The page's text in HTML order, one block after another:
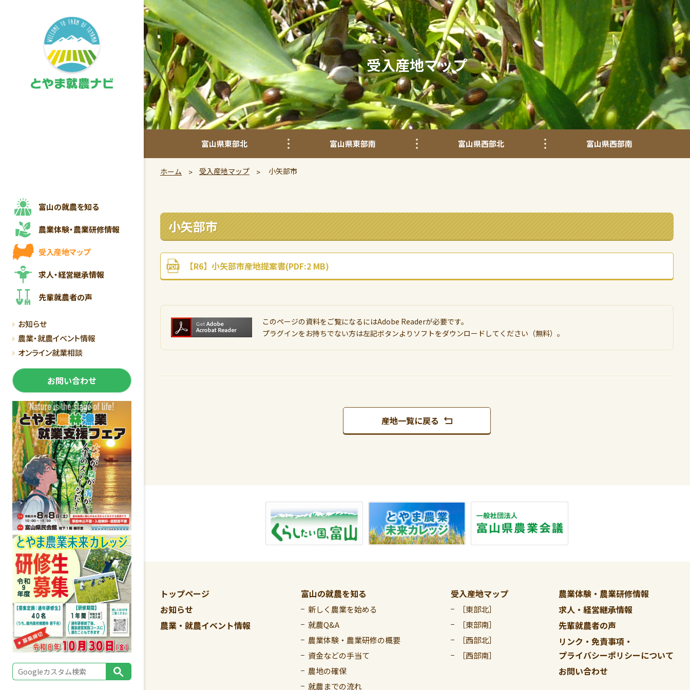
富山の就農を知る
農業体験・農業研修情報
受入産地マップ
求人・経営継承情報
先輩就農者の声
お知らせ
農業・就農イベント情報
オンライン就業相談
お問い合わせ
受入産地マップ
富山県東部北 富山県東部南 富山県西部北 富山県西部南
ホーム 受入産地マップ 小矢部市
小矢部市
【R6】小矢部市産地提案書(PDF:2 MB)
このページの資料をご覧になるにはAdobe Readerが必要です。
プラグインをお持ちでない方は左記ボタンよりソフトをダウンロードしてください（無料）。
産地一覧に戻る
トップページ
お知らせ
農業・就農イベント情報
富山の就農を知る
新しく農業を始める
就農Q&A
農業体験・農業研修の概要
資金などの手当て
農地の確保
就農までの流れ
受入産地マップ
［東部北］
［東部南］
［西部北］
［西部南］
農業体験・農業研修情報
求人・経営継承情報
先輩就農者の声
リンク・免責事項・
プライバシーポリシーについて
お問い合わせ